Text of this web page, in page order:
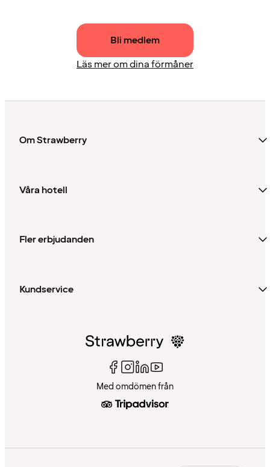
Bli medlem
Läs mer om dina förmåner
Om Strawberry
Våra hotell
Fler erbjudanden
Kundservice
Med omdömen från